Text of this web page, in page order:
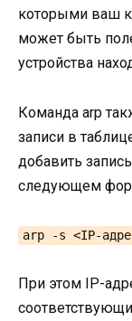
которыми ваш
может быть
устройства
Команда arp
записи в
добавить
следующем
arp -s <IP-
При этом IP-